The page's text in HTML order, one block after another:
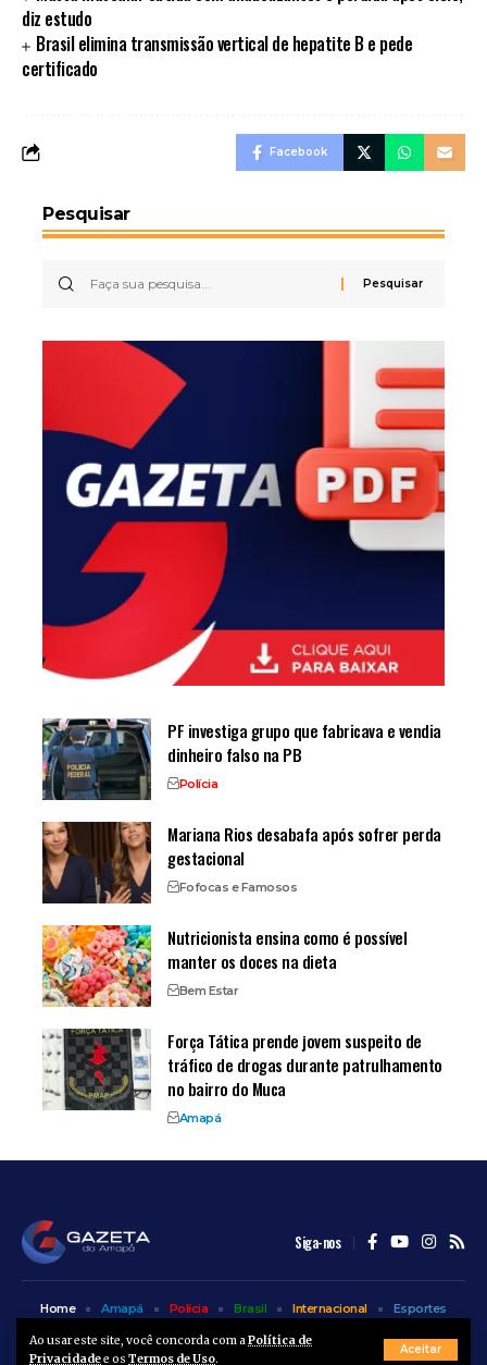
Ao usar este site, você concorda com aPolítica de
Privacidadee os Termos de Uso.
Aceitar
diz estudo
Brasil elimina transmissão vertical de hepatite B e pede
certificado
Facebook
Pesquisar
PF investiga grupo que fabricava e vendia
dinheiro falso na PB
Polícia
Mariana Rios desabafa após sofrer perda
gestacional
Fofocas e Famosos
Nutricionista ensina como é possível
manter os doces na dieta
Bem Estar
Força Tática prende jovem suspeito de
tráfico de drogas durante patrulhamento
no bairro do Muca
Amapá
Siga-nos
Home Amapá Polícia Brasil Internacional
Esportes
Bem Estar
Entretenimento